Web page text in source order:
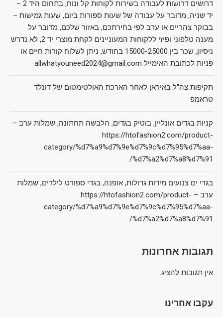
דרושים דרושות לעבודה בשירות לקוחות קל ונוח, בתחום היד 2 –
יד שניה, מדובר על עבודה של שעות ספורות ביום, שעות גמישות –
בבוקר צהריים או ערב לפי בחירתכם, באזור שלכם, מדובר על
מענה טלפוני ופיזי ללקוחות המעוניינים לקחת מוצרי יד 2, לא נדרש
ניסיון, שכר בין 15000-25000 בחודש, ניתן לשלוח קורות חיים או
פניות לכתובת האימייל allwhatyouneed2024@gmail.com
תקיפות צה"ל באיראן לאחר הארכת האולטימטום של דונלד
טראמפ
קניות בגדים אונליין, בוטיק בגדים, הלבשה תחתונה, שמלות ערב –
https://htofashion2.com/product-
category/%d7%a9%d7%9e%d7%9c%d7%95%d7%aa-
%d7%a2%d7%a8%d7%91/
בגדי ים צנועים מידות גדולות, אופנה, בגדי ספורט לילדים, שמלות
ערב – https://htofashion2.com/product-
category/%d7%a9%d7%9e%d7%9c%d7%95%d7%aa-
%d7%a2%d7%a8%d7%91/
תגובות אחרונות
אין תגובות להציג.
עקבו אחרינו